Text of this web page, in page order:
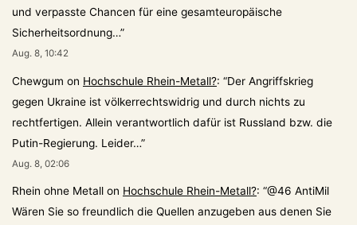
und verpasste Chancen für eine gesamteuropäische
Sicherheitsordnung…”
Aug. 8, 10:42
Chewgum on Hochschule Rhein-Metall?: “Der Angriffskrieg
gegen Ukraine ist völkerrechtswidrig und durch nichts zu
rechtfertigen. Allein verantwortlich dafür ist Russland bzw. die
Putin-Regierung. Leider…”
Aug. 8, 02:06
Rhein ohne Metall on Hochschule Rhein-Metall?: “@46 AntiMil
Wären Sie so freundlich die Quellen anzugeben aus denen Sie